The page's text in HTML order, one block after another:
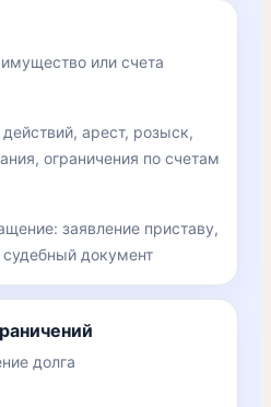
или счета
арест, розыск,
ограничения по счетам
заявление приставу,
документ
долга